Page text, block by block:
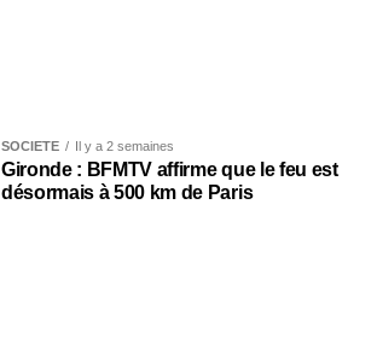
SOCIÉTÉ Il y a 2 semaines
Gironde : BFMTV affirme que le feu est
désormais à 500 km de Paris